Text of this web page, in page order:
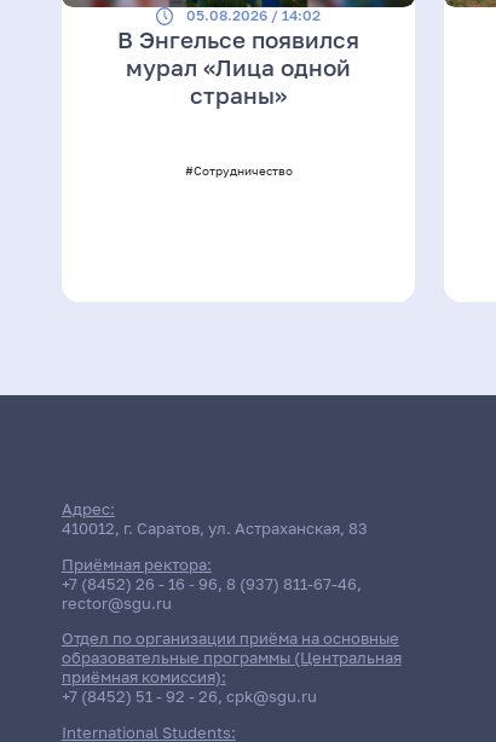
05.08.2026 / 14:02
В Энгельсе появился
мурал «Лица одной
страны»
#Сотрудничество
Адрес:
410012, г. Саратов, ул. Астраханская, 83
Приёмная ректора:
+7 (8452) 26 - 16 - 96, 8 (937) 811-67-46,
rector@sgu.ru
Отдел по организации приёма на основные
образовательные программы (Центральная
приёмная комиссия):
+7 (8452) 51 - 92 - 26, cpk@sgu.ru
International Students: